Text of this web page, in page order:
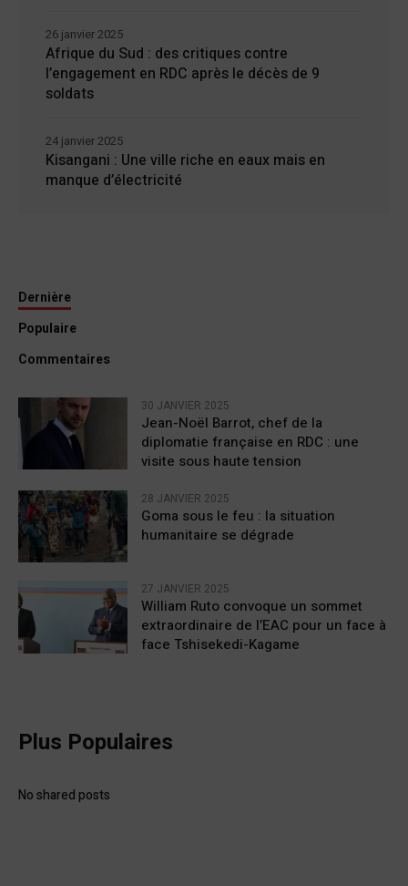
Afrique du Sud : des critiques contre
l’engagement en RDC après le décès de 9
soldats
26 janvier 2025
Kisangani : Une ville riche en eaux mais en
manque d’électricité
24 janvier 2025
Dernière
Populaire
Commentaires
30 JANVIER 2025
Jean-Noël Barrot, chef de la
diplomatie française en RDC : une
visite sous haute tension
28 JANVIER 2025
Goma sous le feu : la situation
humanitaire se dégrade
27 JANVIER 2025
William Ruto convoque un sommet
extraordinaire de l’EAC pour un face à
face Tshisekedi-Kagame
Plus Populaires
No shared posts